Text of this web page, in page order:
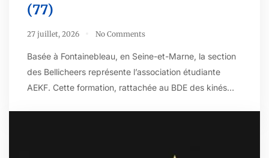
(77)
27 juillet, 2026 No Comments
Basée à Fontainebleau, en Seine-et-Marne, la section
des Bellicheers représente l’association étudiante
AEKF. Cette formation, rattachée au BDE des kinés…